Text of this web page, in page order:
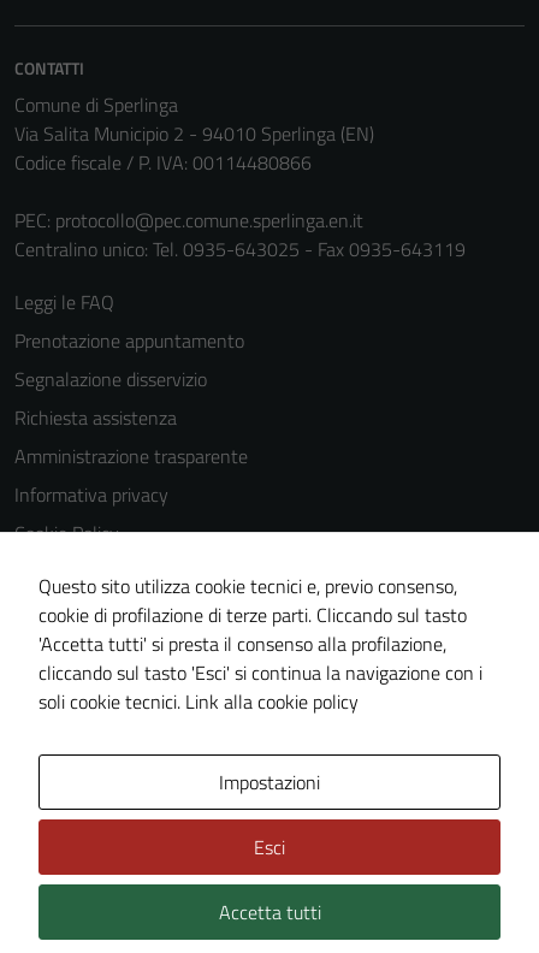
CONTATTI
Comune di Sperlinga
Via Salita Municipio 2 - 94010 Sperlinga (EN)
Codice fiscale / P. IVA: 00114480866
PEC: protocollo@pec.comune.sperlinga.en.it
Centralino unico: Tel. 0935-643025 - Fax 0935-643119
Leggi le FAQ
Prenotazione appuntamento
Segnalazione disservizio
Richiesta assistenza
Amministrazione trasparente
Informativa privacy
Cookie Policy
Note legali
Dichiarazione di accessibilità
Obiettivi di accessibilità
Piano di miglioramento del sito
Technical Design s.r.l.
Questo sito utilizza cookie tecnici e, previo consenso,
cookie di profilazione di terze parti. Cliccando sul tasto
'Accetta tutti' si presta il consenso alla profilazione,
cliccando sul tasto 'Esci' si continua la navigazione con i
soli cookie tecnici. Link alla cookie policy
Impostazioni
Esci
Accetta tutti